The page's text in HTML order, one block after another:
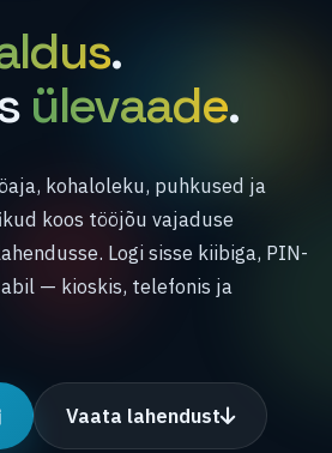
.
ülevaade.
kohaloleku, puhkused ja
koos tööjõu vajaduse
Logi sisse kiibiga, PIN-
— kioskis, telefonis ja
Vaata lahendust